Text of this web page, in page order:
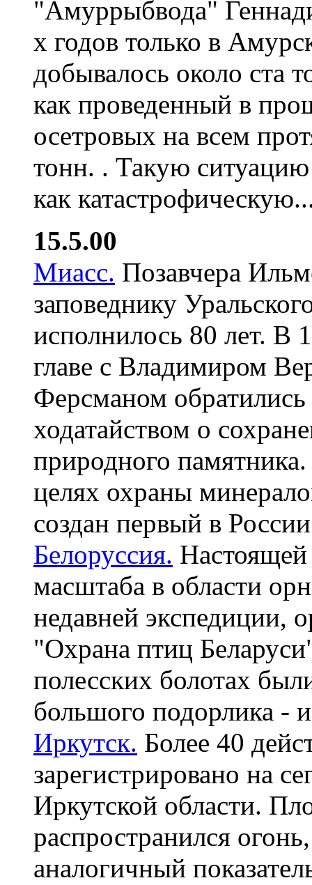
"Амуррыбвода"
х годов только в
добывалось около ста
как проведенный в
осетровых на всем
тонн. . Такую
как
15.5.00
Миасс. Позавчера
заповеднику
исполнилось 80 лет. В
главе с Владимиром
Ферсманом обратились
ходатайством о
природного
целях охраны
создан первый в
Белоруссия. Настоящей
масштаба в области
недавней экспедиции,
"Охрана птиц
полесских болотах
большого подорлика -
Иркутск. Более 40
зарегистрировано на
Иркутской области.
распространился
аналогичный